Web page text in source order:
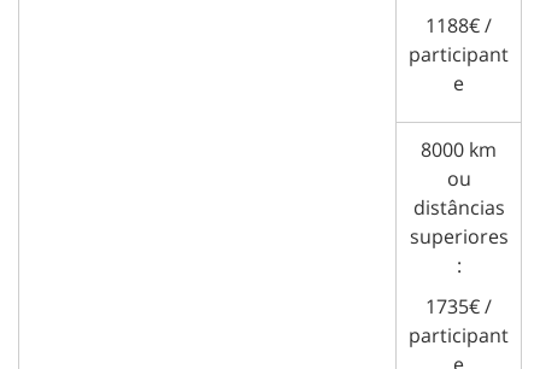
1188€ /
participant
e
8000 km
ou
distâncias
superiores
:
1735€ /
participant